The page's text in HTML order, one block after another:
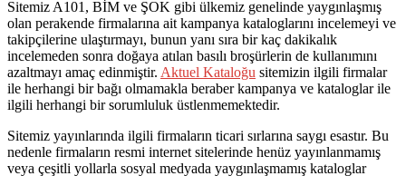
Sitemiz A101, BİM ve ŞOK gibi ülkemiz genelinde yaygınlaşmış
olan perakende firmalarına ait kampanya kataloglarını incelemeyi ve
takipçilerine ulaştırmayı, bunun yanı sıra bir kaç dakikalık
incelemeden sonra doğaya atılan basılı broşürlerin de kullanımını
azaltmayı amaç edinmiştir. Aktuel Kataloğu sitemizin ilgili firmalar
ile herhangi bir bağı olmamakla beraber kampanya ve kataloglar ile
ilgili herhangi bir sorumluluk üstlenmemektedir.
Sitemiz yayınlarında ilgili firmaların ticari sırlarına saygı esastır. Bu
nedenle firmaların resmi internet sitelerinde henüz yayınlanmamış
veya çeşitli yollarla sosyal medyada yaygınlaşmamış kataloglar